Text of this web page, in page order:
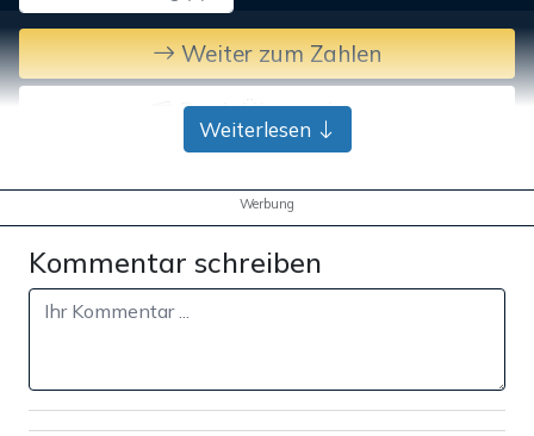
Weiter zum Zahlen
Bank-Überweisung
Weiterlesen
Werbung
Kommentar schreiben